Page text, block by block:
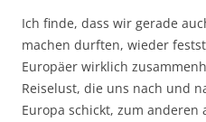
Ich finde, dass wir gerade
machen durften, wieder
Europäer wirklich
Reiselust, die uns nach und
Europa schickt, zum